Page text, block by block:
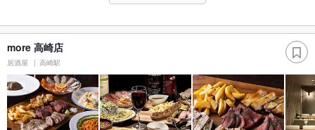
more 高崎店
居酒屋 高崎駅